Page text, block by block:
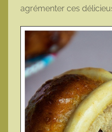
agrémenter ces